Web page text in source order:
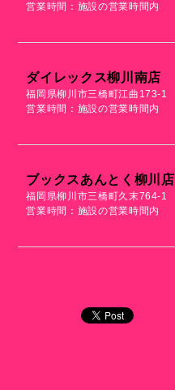
営業時間：施設の営業時間内
ダイレックス柳川南店
福岡県柳川市三橋町江曲173-1
営業時間：施設の営業時間内
ブックスあんとく柳川店
福岡県柳川市三橋町久末764-1
営業時間：施設の営業時間内